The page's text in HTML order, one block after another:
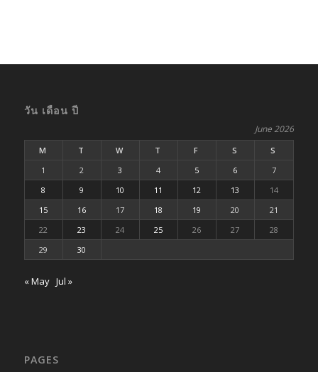
วัน เดือน ปี
June 2026
M T W T F S
S
1
2 3 4 5 6
7
8
9 10 11 12 13
14
15
16 17 18 19 20
21
22
23 24 25 26 27
28
29
30
« May Jul »
PAGES